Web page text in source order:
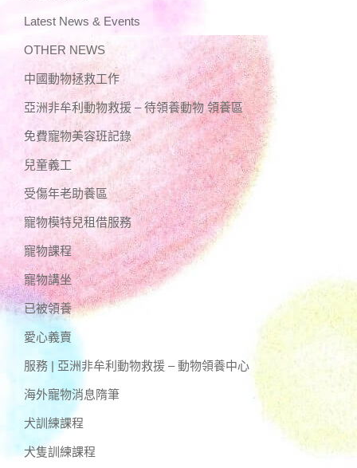
Latest News & Events
OTHER NEWS
中國動物拯救工作
亞洲非牟利動物救援 – 待領養動物 領養區
免費寵物美容班記錄
兒童義工
受傷年老助養區
寵物模特兒租借服務
寵物課程
寵物講坐
已被領養
愛心義賣
服務 | 亞洲非牟利動物救援 – 動物領養中心
海外寵物消息隋筆
犬訓練課程
犬隻訓練課程